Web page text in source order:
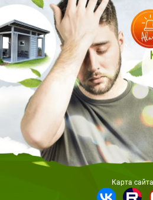
Карта сайта